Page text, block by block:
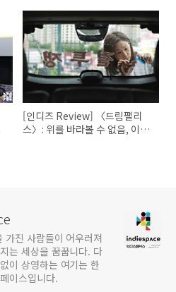
[인디즈 Review] 〈드림팰리
스〉: 위를 바라볼 수 없음, 이웃
가진 사람들이 어우러져
는 세상을 꿈꿉니다. 다
이 상영하는 여기는 한
이스입니다.